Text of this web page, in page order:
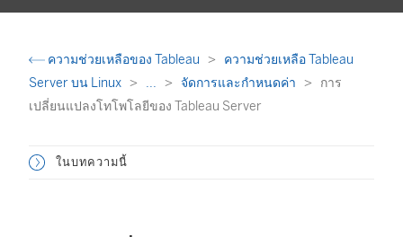
ความช่วยเหลือของ Tableau
ความช่วยเหลือ Tableau
Server บน Linux
... จัดการและกำหนดค่า
การ
เปลี่ยนแปลงโทโพโลยีของ Tableau Server
ในบทความนี้